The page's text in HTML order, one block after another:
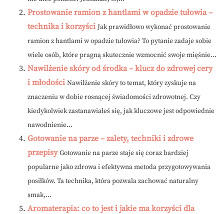
Prostowanie ramion z hantlami w opadzie tułowia –
technika i korzyści Jak prawidłowo wykonać prostowanie
ramion z hantlami w opadzie tułowia? To pytanie zadaje sobie
wiele osób, które pragną skutecznie wzmocnić swoje mięśnie...
Nawilżenie skóry od środka – klucz do zdrowej cery
i młodości Nawilżenie skóry to temat, który zyskuje na
znaczeniu w dobie rosnącej świadomości zdrowotnej. Czy
kiedykolwiek zastanawiałeś się, jak kluczowe jest odpowiednie
nawodnienie...
Gotowanie na parze – zalety, techniki i zdrowe
przepisy Gotowanie na parze staje się coraz bardziej
popularne jako zdrowa i efektywna metoda przygotowywania
posiłków. Ta technika, która pozwala zachować naturalny
smak,...
Aromaterapia: co to jest i jakie ma korzyści dla